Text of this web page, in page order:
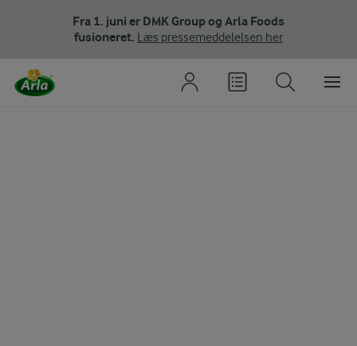
Fra 1. juni er DMK Group og Arla Foods
fusioneret. Læs pressemeddelelsen her